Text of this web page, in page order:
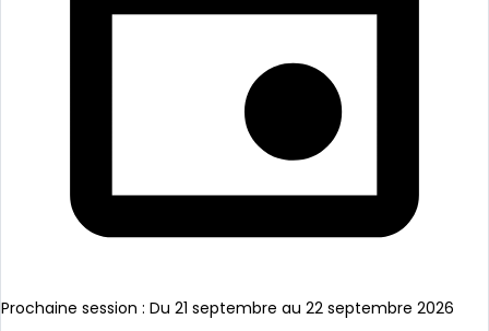
Prochaine session : Du 21 septembre au 22 septembre 2026